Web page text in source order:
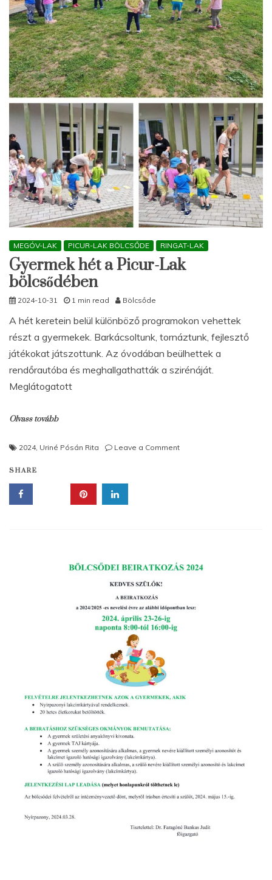
MEGÓV-LAK PICUR-LAK BÖLCSŐDE RINGAT-LAK
Gyermek hét a Picur-Lak
bölcsődében
2024-10-31 1 min read Bölcsőde
A hét keretein belül különböző programokon vehettek
részt a gyermekek. Barkácsoltunk, tornáztunk, fejlesztő
játékokat játszottunk. Az óvodában beülhettek a
rendőrautóba és meghallgathatták a szirénáját.
Meglátogatott
Olvass tovább
2024, Uriné Pósán Rita Leave a Commenton
SHARE